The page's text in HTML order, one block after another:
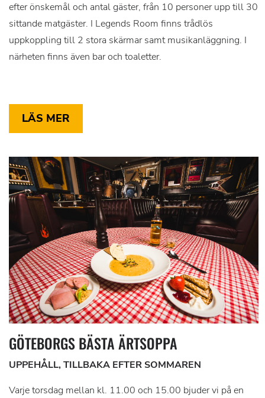
efter önskemål och antal gäster, från 10 personer upp till 30
sittande matgäster. I Legends Room finns trådlös
uppkoppling till 2 stora skärmar samt musikanläggning. I
närheten finns även bar och toaletter.
LÄS MER
GÖTEBORGS BÄSTA ÄRTSOPPA
UPPEHÅLL, TILLBAKA EFTER SOMMAREN
Varje torsdag mellan kl. 11.00 och 15.00 bjuder vi på en